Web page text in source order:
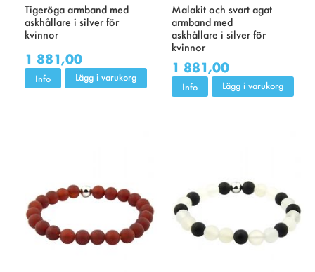
Tigeröga armband med
askhållare i silver för
kvinnor
1 881,00
Info Lägg i varukorg
Malakit och svart agat
armband med
askhållare i silver för
kvinnor
1 881,00
Info Lägg i varukorg